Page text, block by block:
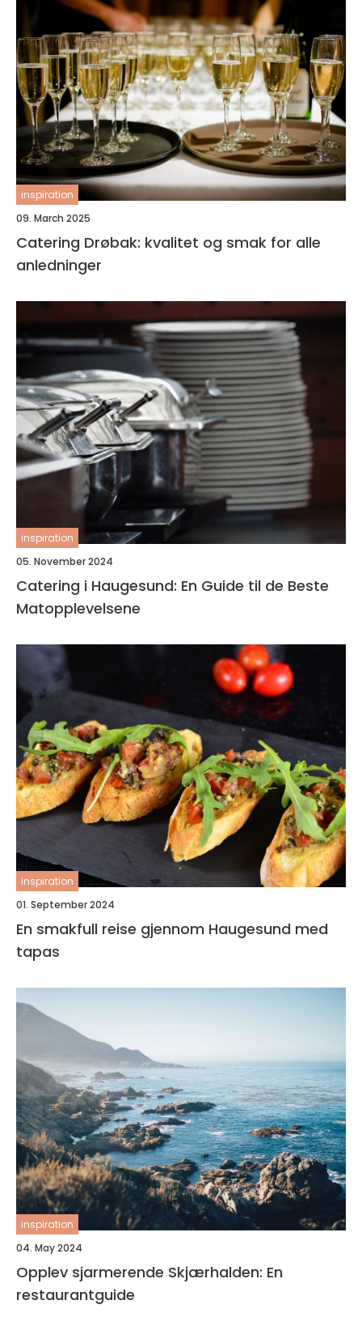
inspiration
09. March 2025
Catering Drøbak: kvalitet og smak for alle
anledninger
inspiration
05. November 2024
Catering i Haugesund: En Guide til de Beste
Matopplevelsene
inspiration
01. September 2024
En smakfull reise gjennom Haugesund med
tapas
inspiration
04. May 2024
Opplev sjarmerende Skjærhalden: En
restaurantguide